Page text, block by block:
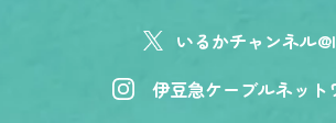
いるかチャンネル
伊豆急ケーブルネット